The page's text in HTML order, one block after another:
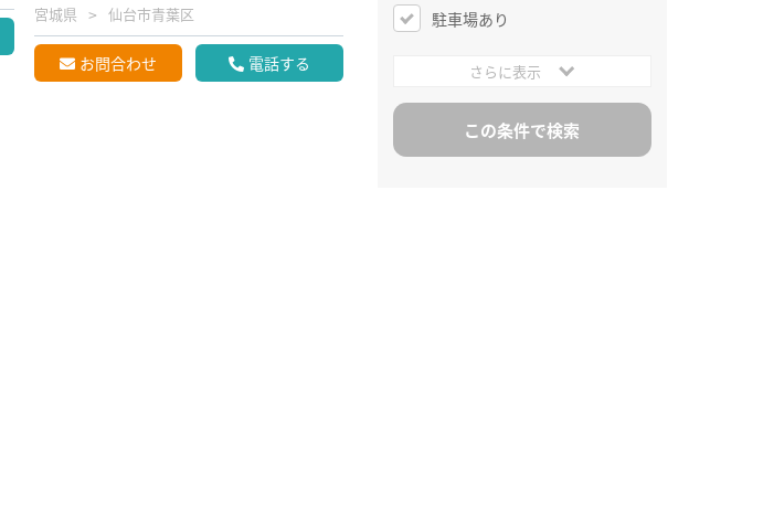
宮城県 仙台市青葉区
お問合わせ 電話する
駐車場あり
さらに表示